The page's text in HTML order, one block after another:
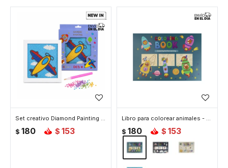
Set creativo Diamond Painting - Avion
$ 180 $ 153
Libro para colorear animales - Azul
$ 180 $ 153